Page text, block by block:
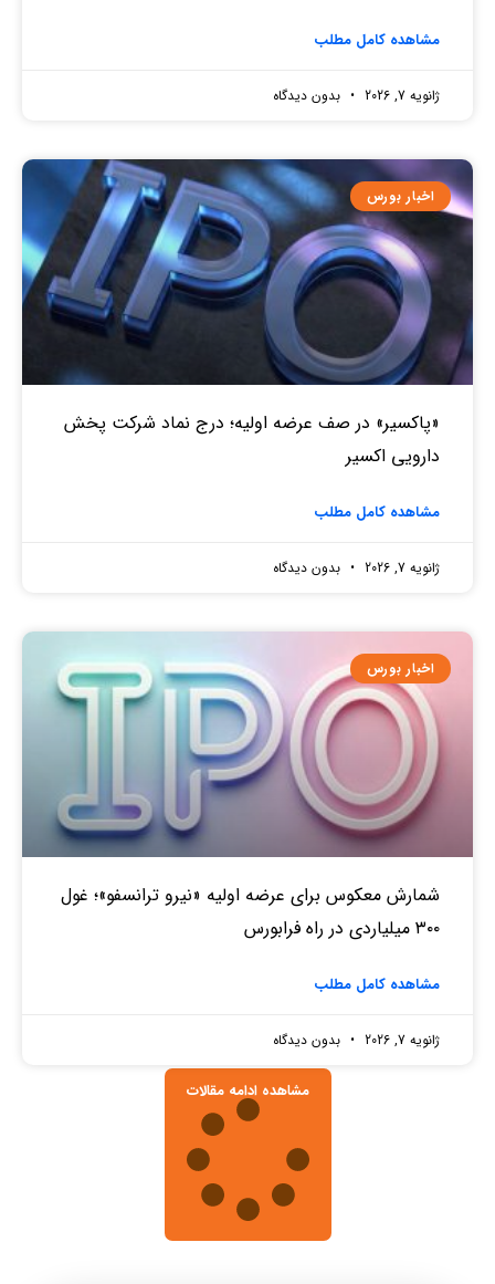
مشاهده کامل مطلب
ژانویه 7, 2026 بدون دیدگاه
اخبار بورس
«پاکسیر» در صف عرضه اولیه؛ درج نماد شرکت پخش
دارویی اکسیر
مشاهده کامل مطلب
ژانویه 7, 2026 بدون دیدگاه
اخبار بورس
شمارش معکوس برای عرضه اولیه «نیرو ترانسفو»؛ غول
۳۰۰ میلیاردی در راه فرابورس
مشاهده کامل مطلب
ژانویه 7, 2026 بدون دیدگاه
مشاهده ادامه مقالات